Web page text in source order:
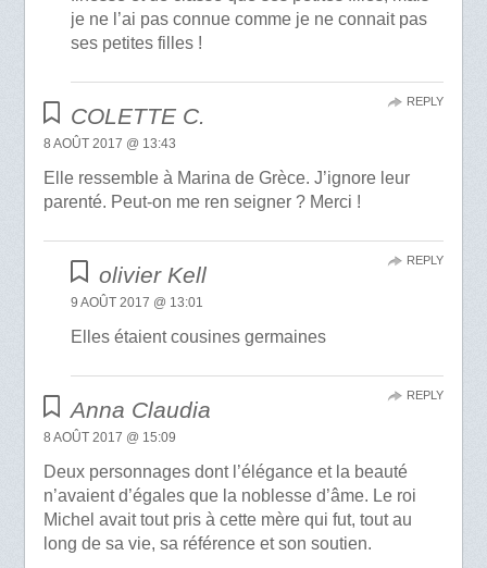
je ne l’ai pas connue comme je ne connait pas
ses petites filles !
COLETTE C.
8 AOÛT 2017 @ 13:43
Elle ressemble à Marina de Grèce. J’ignore leur
parenté. Peut-on me ren seigner ? Merci !
REPLY
olivier Kell
9 AOÛT 2017 @ 13:01
Elles étaient cousines germaines
REPLY
Anna Claudia
8 AOÛT 2017 @ 15:09
Deux personnages dont l’élégance et la beauté
n’avaient d’égales que la noblesse d’âme. Le roi
Michel avait tout pris à cette mère qui fut, tout au
long de sa vie, sa référence et son soutien.
REPLY